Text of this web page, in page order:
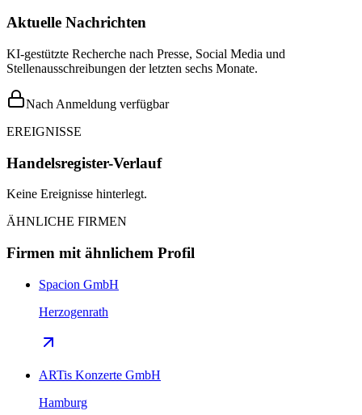
Aktuelle Nachrichten
KI-gestützte Recherche nach Presse, Social Media und
Stellenausschreibungen der letzten sechs Monate.
Nach Anmeldung verfügbar
EREIGNISSE
Handelsregister-Verlauf
Keine Ereignisse hinterlegt.
ÄHNLICHE FIRMEN
Firmen mit ähnlichem Profil
Spacion GmbH
Herzogenrath
ARTis Konzerte GmbH
Hamburg